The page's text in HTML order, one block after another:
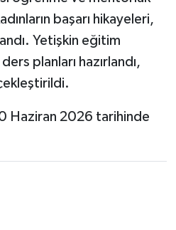
başarı hikayeleri,
Yetişkin eğitim
planları hazırlandı,
Haziran 2026 tarihinde